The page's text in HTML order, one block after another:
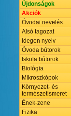
Újdonságok
Akciók
Óvodai nevelés
Alsó tagozat
Idegen nyelv
Óvoda bútorok
Iskola bútorok
Biológia
Mikroszkópok
Környezet- és
természetismeret
Ének-zene
Fizika